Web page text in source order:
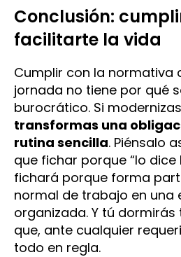
Conclusión:
facilitarte la vida
Cumplir con la normativa
jornada no tiene por qué
burocrático. Si
transformas una
rutina sencilla. Piénsalo
que fichar porque “lo dice
fichará porque forma
normal de trabajo en una
organizada. Y tú
que, ante cualquier
todo en regla.